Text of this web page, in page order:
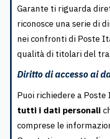
Garante ti riguarda
riconosce una serie di
nei confronti di Poste
qualità di titolari del
Diritto di accesso ai
Puoi richiedere a
tutti i dati personali
comprese le